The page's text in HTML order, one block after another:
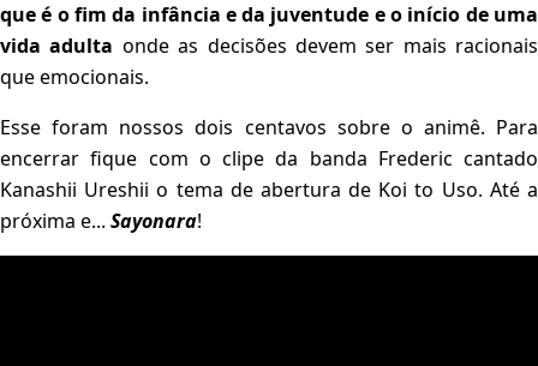
que é o fim da infância e da juventude e o início de uma
vida adulta onde as decisões devem ser mais racionais
que emocionais.
Esse foram nossos dois centavos sobre o animê. Para
encerrar fique com o clipe da banda Frederic cantado
Kanashii Ureshii o tema de abertura de Koi to Uso. Até a
próxima e... Sayonara!